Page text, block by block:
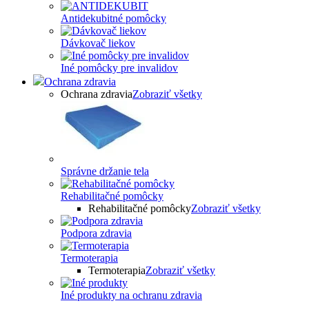
Antidekubitné pomôcky
Dávkovač liekov
Iné pomôcky pre invalidov
Ochrana zdravia
Ochrana zdraviaZobraziť všetky
Správne držanie tela
Rehabilitačné pomôcky
Rehabilitačné pomôckyZobraziť všetky
Podpora zdravia
Termoterapia
TermoterapiaZobraziť všetky
Iné produkty na ochranu zdravia